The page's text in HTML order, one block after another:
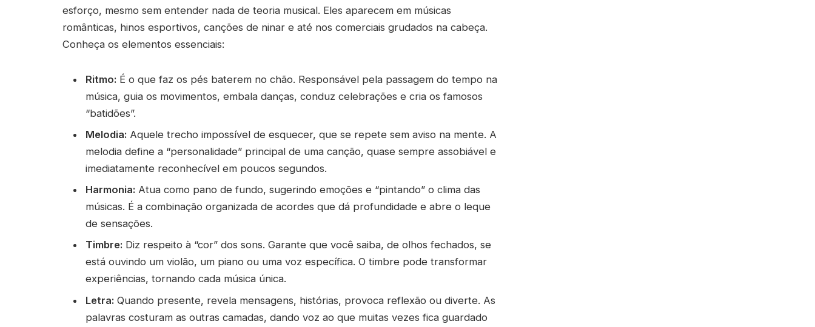
esforço, mesmo sem entender nada de teoria musical. Eles aparecem em músicas
românticas, hinos esportivos, canções de ninar e até nos comerciais grudados na cabeça.
Conheça os elementos essenciais:
Ritmo: É o que faz os pés baterem no chão. Responsável pela passagem do tempo na
música, guia os movimentos, embala danças, conduz celebrações e cria os famosos
“batidões”.
Melodia: Aquele trecho impossível de esquecer, que se repete sem aviso na mente. A
melodia define a “personalidade” principal de uma canção, quase sempre assobiável e
imediatamente reconhecível em poucos segundos.
Harmonia: Atua como pano de fundo, sugerindo emoções e “pintando” o clima das
músicas. É a combinação organizada de acordes que dá profundidade e abre o leque
de sensações.
Timbre: Diz respeito à “cor” dos sons. Garante que você saiba, de olhos fechados, se
está ouvindo um violão, um piano ou uma voz específica. O timbre pode transformar
experiências, tornando cada música única.
Letra: Quando presente, revela mensagens, histórias, provoca reflexão ou diverte. As
palavras costuram as outras camadas, dando voz ao que muitas vezes fica guardado